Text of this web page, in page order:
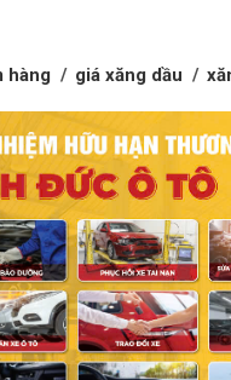
hàng giá xăng dầu